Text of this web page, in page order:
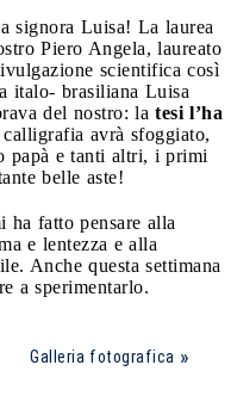
signora Luisa! La laurea
Piero Angela, laureato
scientifica così
italo- brasiliana Luisa
del nostro: la tesi l’ha
avrà sfoggiato,
papà e tanti altri, i primi
belle aste!
ha fatto pensare alla
e lentezza e alla
Anche questa settimana
a sperimentarlo.
Galleria fotografica